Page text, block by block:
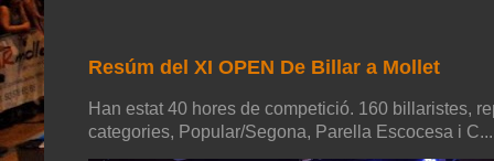
Resúm del XI OPEN De Billar a Mollet
Han estat 40 hores de competició. 160 billaristes,
categories, Popular/Segona, Parella Escocesa i C...